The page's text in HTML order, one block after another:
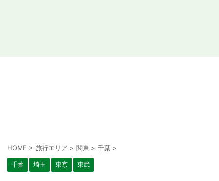
HOME > 旅行エリア > 関東 > 千葉 >
千葉 埼玉 東京 東武